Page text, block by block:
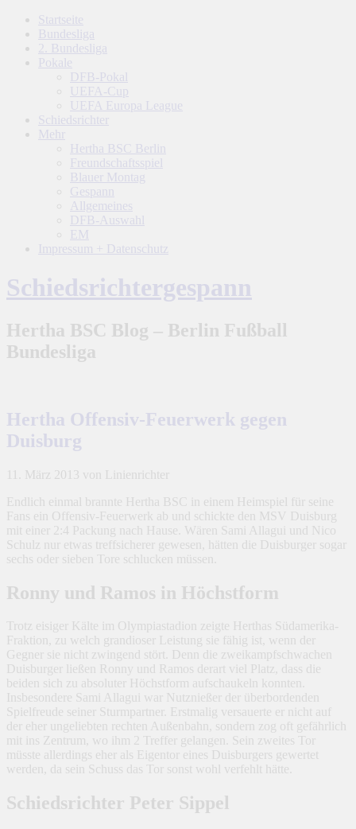
Startseite
Bundesliga
2. Bundesliga
Pokale
DFB-Pokal
UEFA-Cup
UEFA Europa League
Schiedsrichter
Mehr
Hertha BSC Berlin
Freundschaftsspiel
Blauer Montag
Gespann
Allgemeines
DFB-Auswahl
EM
Impressum + Datenschutz
Schiedsrichtergespann
Hertha BSC Blog – Berlin Fußball
Bundesliga
Hertha Offensiv-Feuerwerk gegen
Duisburg
11. März 2013 von Linienrichter
Endlich einmal brannte Hertha BSC in einem Heimspiel für seine
Fans ein Offensiv-Feuerwerk ab und schickte den MSV Duisburg
mit einer 2:4 Packung nach Hause. Wären Sami Allagui und Nico
Schulz nur etwas treffsicherer gewesen, hätten die Duisburger sogar
sechs oder sieben Tore schlucken müssen.
Ronny und Ramos in Höchstform
Trotz eisiger Kälte im Olympiastadion zeigte Herthas Südamerika-
Fraktion, zu welch grandioser Leistung sie fähig ist, wenn der
Gegner sie nicht zwingend stört. Denn die zweikampfschwachen
Duisburger ließen Ronny und Ramos derart viel Platz, dass die
beiden sich zu absoluter Höchstform aufschaukeln konnten.
Insbesondere Sami Allagui war Nutznießer der überbordenden
Spielfreude seiner Sturmpartner. Erstmalig versauerte er nicht auf
der eher ungeliebten rechten Außenbahn, sondern zog oft gefährlich
mit ins Zentrum, wo ihm 2 Treffer gelangen. Sein zweites Tor
müsste allerdings eher als Eigentor eines Duisburgers gewertet
werden, da sein Schuss das Tor sonst wohl verfehlt hätte.
Schiedsrichter Peter Sippel